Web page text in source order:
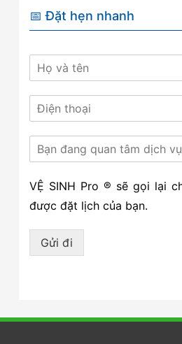
📅 Đặt hẹn nhanh
VỆ SINH Pro ® sẽ gọi lại
được đặt lịch của bạn.
Gửi đi